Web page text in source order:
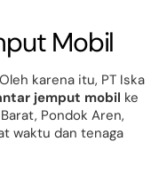
Mobil
karena itu, PT Iska
jemput mobil ke
Pondok Aren,
waktu dan tenaga